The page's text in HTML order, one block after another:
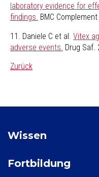
laboratory evidence for
findings. BMC
11. Daniele C et al. Vitex
adverse events. Drug Saf.
Zurück
Wissen
Nährstoffindex
Fortbildung